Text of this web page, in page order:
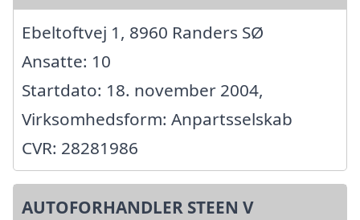
Ebeltoftvej 1, 8960 Randers SØ
Ansatte: 10
Startdato: 18. november 2004,
Virksomhedsform: Anpartsselskab
CVR: 28281986
AUTOFORHANDLER STEEN V